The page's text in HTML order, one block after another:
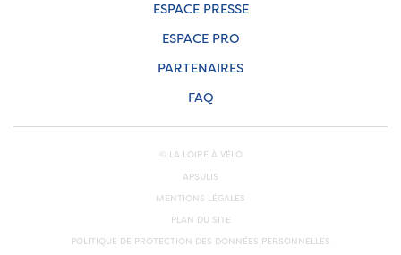
ESPACE PRESSE
ESPACE PRO
PARTENAIRES
FAQ
© LA LOIRE À VÉLO
APSULIS
MENTIONS LÉGALES
PLAN DU SITE
POLITIQUE DE PROTECTION DES DONNÉES PERSONNELLES